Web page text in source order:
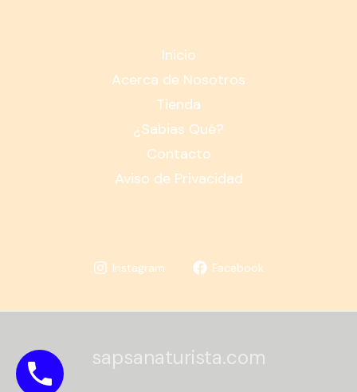
Inicio
Acerca de Nosotros
Tienda
¿Sabias Qué?
Contacto
Aviso de Privacidad
Instagram Facebook
sapsanaturista.com